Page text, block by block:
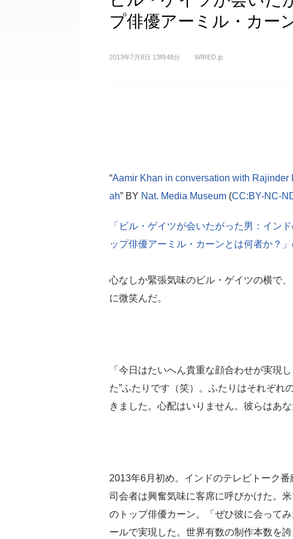
プ俳優アーミル・カー
2013年7月8日 13時48分 WIRED.jp
“Aamir Khan in conversation with Rajinder
ah” BY Nat. Media Museum (CC:BY-NC-
「ビル・ゲイツが会いたがった男：インド
ップ俳優アーミル・カーンとは何者か？
心なしか緊張気味のビル・ゲイツの横で
に微笑んだ。
「今日はたいへん貴重な顔合わせが実現
た”ふたりです（笑）。ふたりはそれぞれ
きました。心配はいりません。彼らはあ
2013年6月初め。インドのテレビトーク
司会者は興奮気味に客席に呼びかけた。
のトップ俳優カーン。「ぜひ彼に会って
ールで実現した。世界有数の制作本数を